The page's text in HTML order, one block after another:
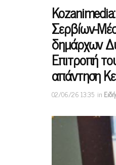
Σερβίων-
δημάρχων
Επιτροπή
απάντηση
02/06/26 13:35 in